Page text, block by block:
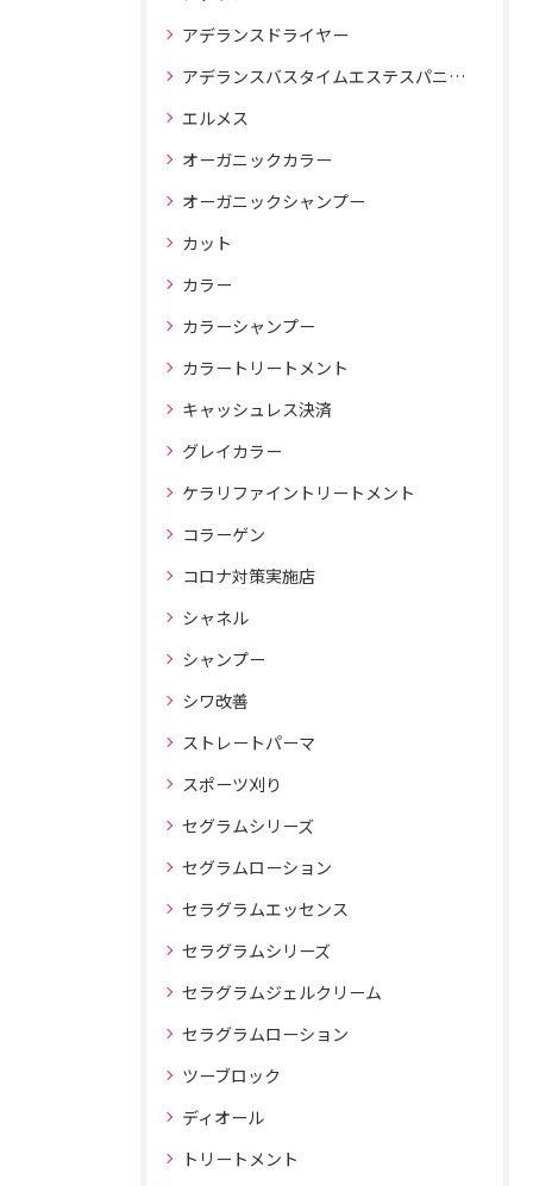
アデランスドライヤー
アデランスバスタイムエステスパニスト
エルメス
オーガニックカラー
オーガニックシャンプー
カット
カラー
カラーシャンプー
カラートリートメント
キャッシュレス決済
グレイカラー
ケラリファイントリートメント
コラーゲン
コロナ対策実施店
シャネル
シャンプー
シワ改善
ストレートパーマ
スポーツ刈り
セグラムシリーズ
セグラムローション
セラグラムエッセンス
セラグラムシリーズ
セラグラムジェルクリーム
セラグラムローション
ツーブロック
ディオール
トリートメント